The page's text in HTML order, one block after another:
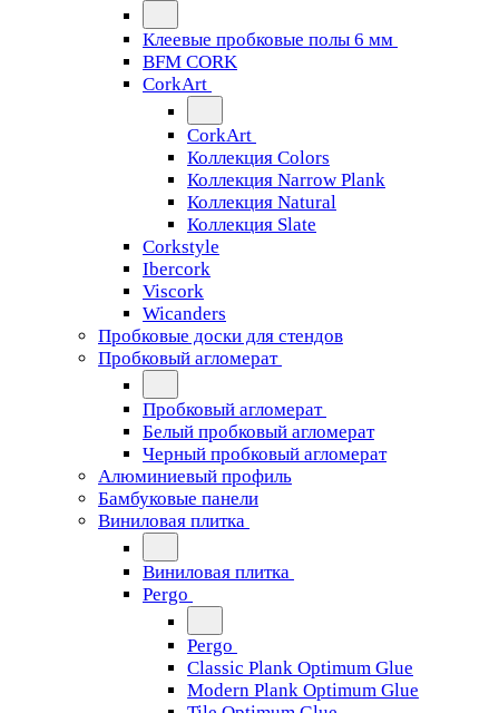
Клеевые пробковые полы 6 мм
BFM CORK
CorkArt
CorkArt
Коллекция Colors
Коллекция Narrow Plank
Коллекция Natural
Коллекция Slate
Corkstyle
Ibercork
Viscork
Wicanders
Пробковые доски для стендов
Пробковый агломерат
Пробковый агломерат
Белый пробковый агломерат
Черный пробковый агломерат
Алюминиевый профиль
Бамбуковые панели
Виниловая плитка
Виниловая плитка
Pergo
Pergo
Classic Plank Optimum Glue
Modern Plank Optimum Glue